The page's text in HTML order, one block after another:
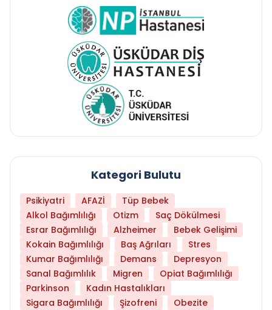
Kategori Bulutu
Psikiyatri AFAZİ
Tüp Bebek
Alkol Bağımlılığı
Otizm
Saç Dökülmesi
Esrar Bağımlılığı
Alzheimer
Bebek Gelişimi
Kokain Bağımlılığı
Baş Ağrıları
Stres
Kumar Bağımlılığı
Demans
Depresyon
Sanal Bağımlılık
Migren
Opiat Bağımlılığı
Parkinson
Kadın Hastalıkları
Sigara Bağımlılığı
Şizofreni Obezite